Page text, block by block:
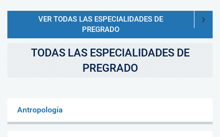
VER TODAS LAS ESPECIALIDADES DE
PREGRADO
TODAS LAS ESPECIALIDADES DE
PREGRADO
Antropología